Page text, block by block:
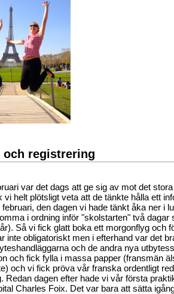
och registrering
var det dags att ge sig av mot det
vi helt plötsligt veta att de tänkte hålla ett
februari, den dagen vi hade tänkt åka ner i
i ordning inför "skolstarten" två dagar
Så vi fick glatt boka ett morgonflyg och
inte obligatoriskt men i efterhand var det
och de andra nya
och fick fylla i massa papper (fransmän
och vi fick pröva vår franska ordentligt
Redan dagen efter hade vi vår första
Charles Foix. Det var bara att sätta